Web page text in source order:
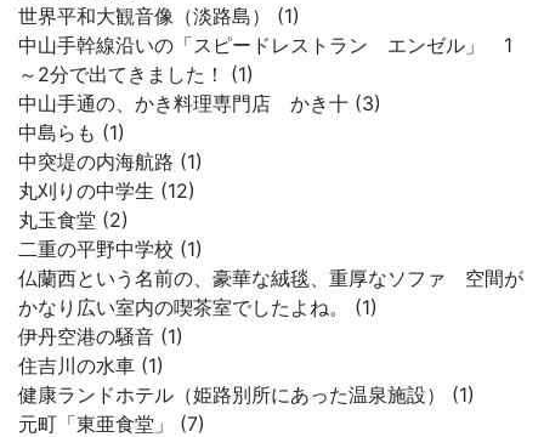
世界平和大観音像（淡路島） (1)
中山手幹線沿いの「スピードレストラン エンゼル」 1
～2分で出てきました！ (1)
中山手通の、かき料理専門店 かき十 (3)
中島らも (1)
中突堤の内海航路 (1)
丸刈りの中学生 (12)
丸玉食堂 (2)
二重の平野中学校 (1)
仏蘭西という名前の、豪華な絨毯、重厚なソファ 空間が
かなり広い室内の喫茶室でしたよね。 (1)
伊丹空港の騒音 (1)
住吉川の水車 (1)
健康ランドホテル（姫路別所にあった温泉施設） (1)
元町「東亜食堂」 (7)